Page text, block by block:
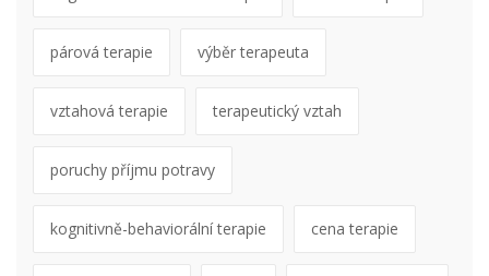
párová terapie výběr terapeuta
vztahová terapie terapeutický vztah
poruchy příjmu potravy
kognitivně-behaviorální terapie cena terapie